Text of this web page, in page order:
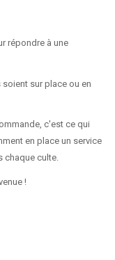
répondre à une
sur place ou en
c'est ce qui
en place un service
chaque culte.
!